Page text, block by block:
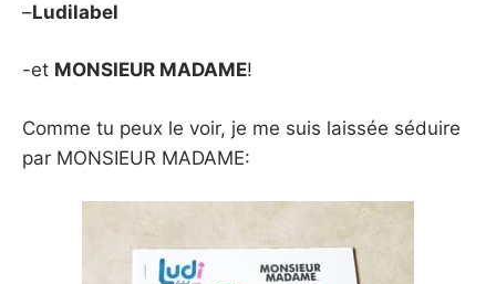
–Ludilabel
-et MONSIEUR MADAME!
Comme tu peux le voir, je me suis laissée séduire
par MONSIEUR MADAME: